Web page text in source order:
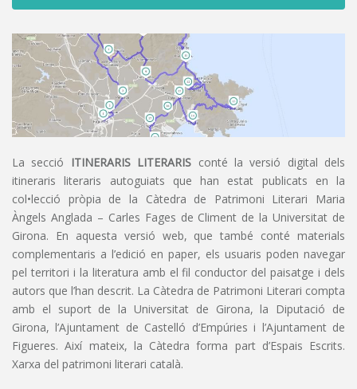
La secció ITINERARIS LITERARIS conté la versió digital dels
itineraris literaris autoguiats que han estat publicats en la
col•lecció pròpia de la Càtedra de Patrimoni Literari Maria
Àngels Anglada – Carles Fages de Climent de la Universitat de
Girona. En aquesta versió web, que també conté materials
complementaris a l’edició en paper, els usuaris poden navegar
pel territori i la literatura amb el fil conductor del paisatge i dels
autors que l’han descrit. La Càtedra de Patrimoni Literari compta
amb el suport de la Universitat de Girona, la Diputació de
Girona, l’Ajuntament de Castelló d’Empúries i l’Ajuntament de
Figueres. Així mateix, la Càtedra forma part d’Espais Escrits.
Xarxa del patrimoni literari català.